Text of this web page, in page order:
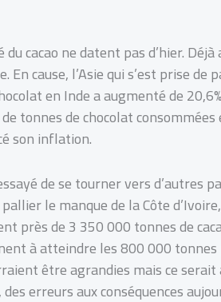
cacao ne datent pas d’hier.
cause, l’Asie qui s’est prise de
en Inde a augmenté de
tonnes de chocolat
son inflation.
de se tourner vers d’autres
le manque de la Côte
près de 3 350 000 tonnes de
à atteindre les 800 000 tonnes
être agrandies mais ce
erreurs aux conséquences